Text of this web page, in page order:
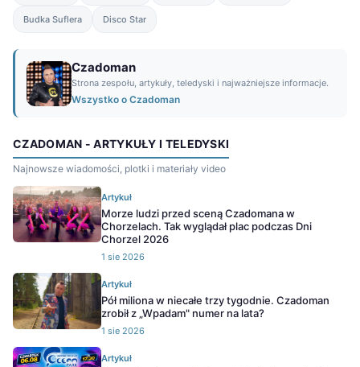
Budka Suflera Disco Star
Czadoman
Strona zespołu, artykuły, teledyski i najważniejsze informacje.
Wszystko o Czadoman
CZADOMAN - ARTYKUŁY I TELEDYSKI
Najnowsze wiadomości, plotki i materiały video
Artykuł
Morze ludzi przed sceną Czadomana w
Chorzelach. Tak wyglądał plac podczas Dni
Chorzel 2026
1 sie 2026
Artykuł
Pół miliona w niecałe trzy tygodnie. Czadoman
zrobił z „Wpadam" numer na lata?
1 sie 2026
Artykuł